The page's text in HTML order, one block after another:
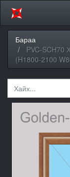
Бараа
PVC-SCH70
(H1800-2100